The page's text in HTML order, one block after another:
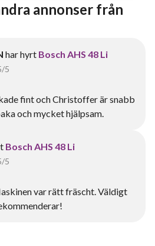
annonser från
har hyrt Bosch AHS 48 Li
/5
fint och Christoffer är snabb
och mycket hjälpsam.
Bosch AHS 48 Li
/5
var rätt fräscht. Väldigt